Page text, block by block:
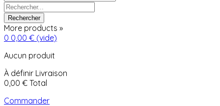
Rechercher
More products »
0 0,00 € (vide)
Aucun produit
À définir Livraison
0,00 € Total
Commander